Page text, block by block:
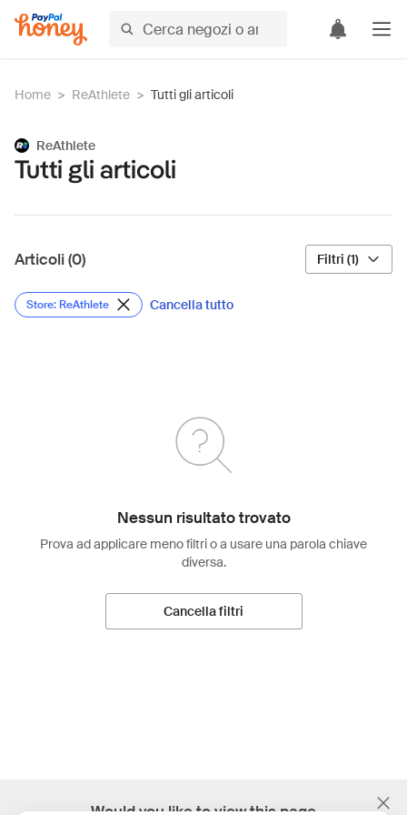
Home > ReAthlete > Tutti gli articoli
ReAthlete
Tutti gli articoli
Articoli (0) Filtri (1)
Store: ReAthlete Cancella tutto
Nessun risultato trovato
Prova ad applicare meno filtri o a usare una parola chiave
diversa.
Cancella filtri